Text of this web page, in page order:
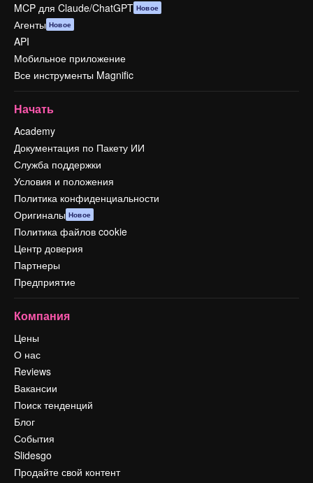
MCP для Claude/ChatGPT Новое
Агенты Новое
API
Мобильное приложение
Все инструменты Magnific
Начать
Academy
Документация по Пакету ИИ
Служба поддержки
Условия и положения
Политика конфиденциальности
Оригиналы Новое
Политика файлов cookie
Центр доверия
Партнеры
Предприятие
Компания
Цены
О нас
Reviews
Вакансии
Поиск тенденций
Блог
События
Slidesgo
Продайте свой контент